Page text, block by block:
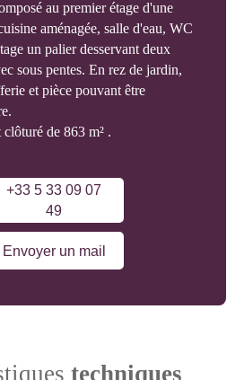
au premier étage d'une
aménagée, salle d'eau, WC
un palier desservant deux
sous pentes. En rez de jardin,
et pièce pouvant être
de 863 m² .
+33 5 33 09 07
49
Envoyer un mail
techniques